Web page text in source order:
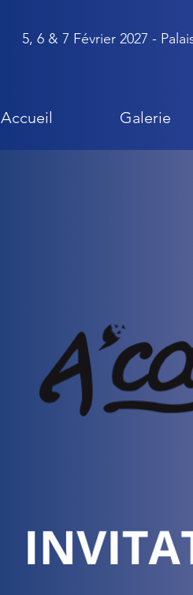
5, 6 & 7 Février 2027 -
Accueil Galerie